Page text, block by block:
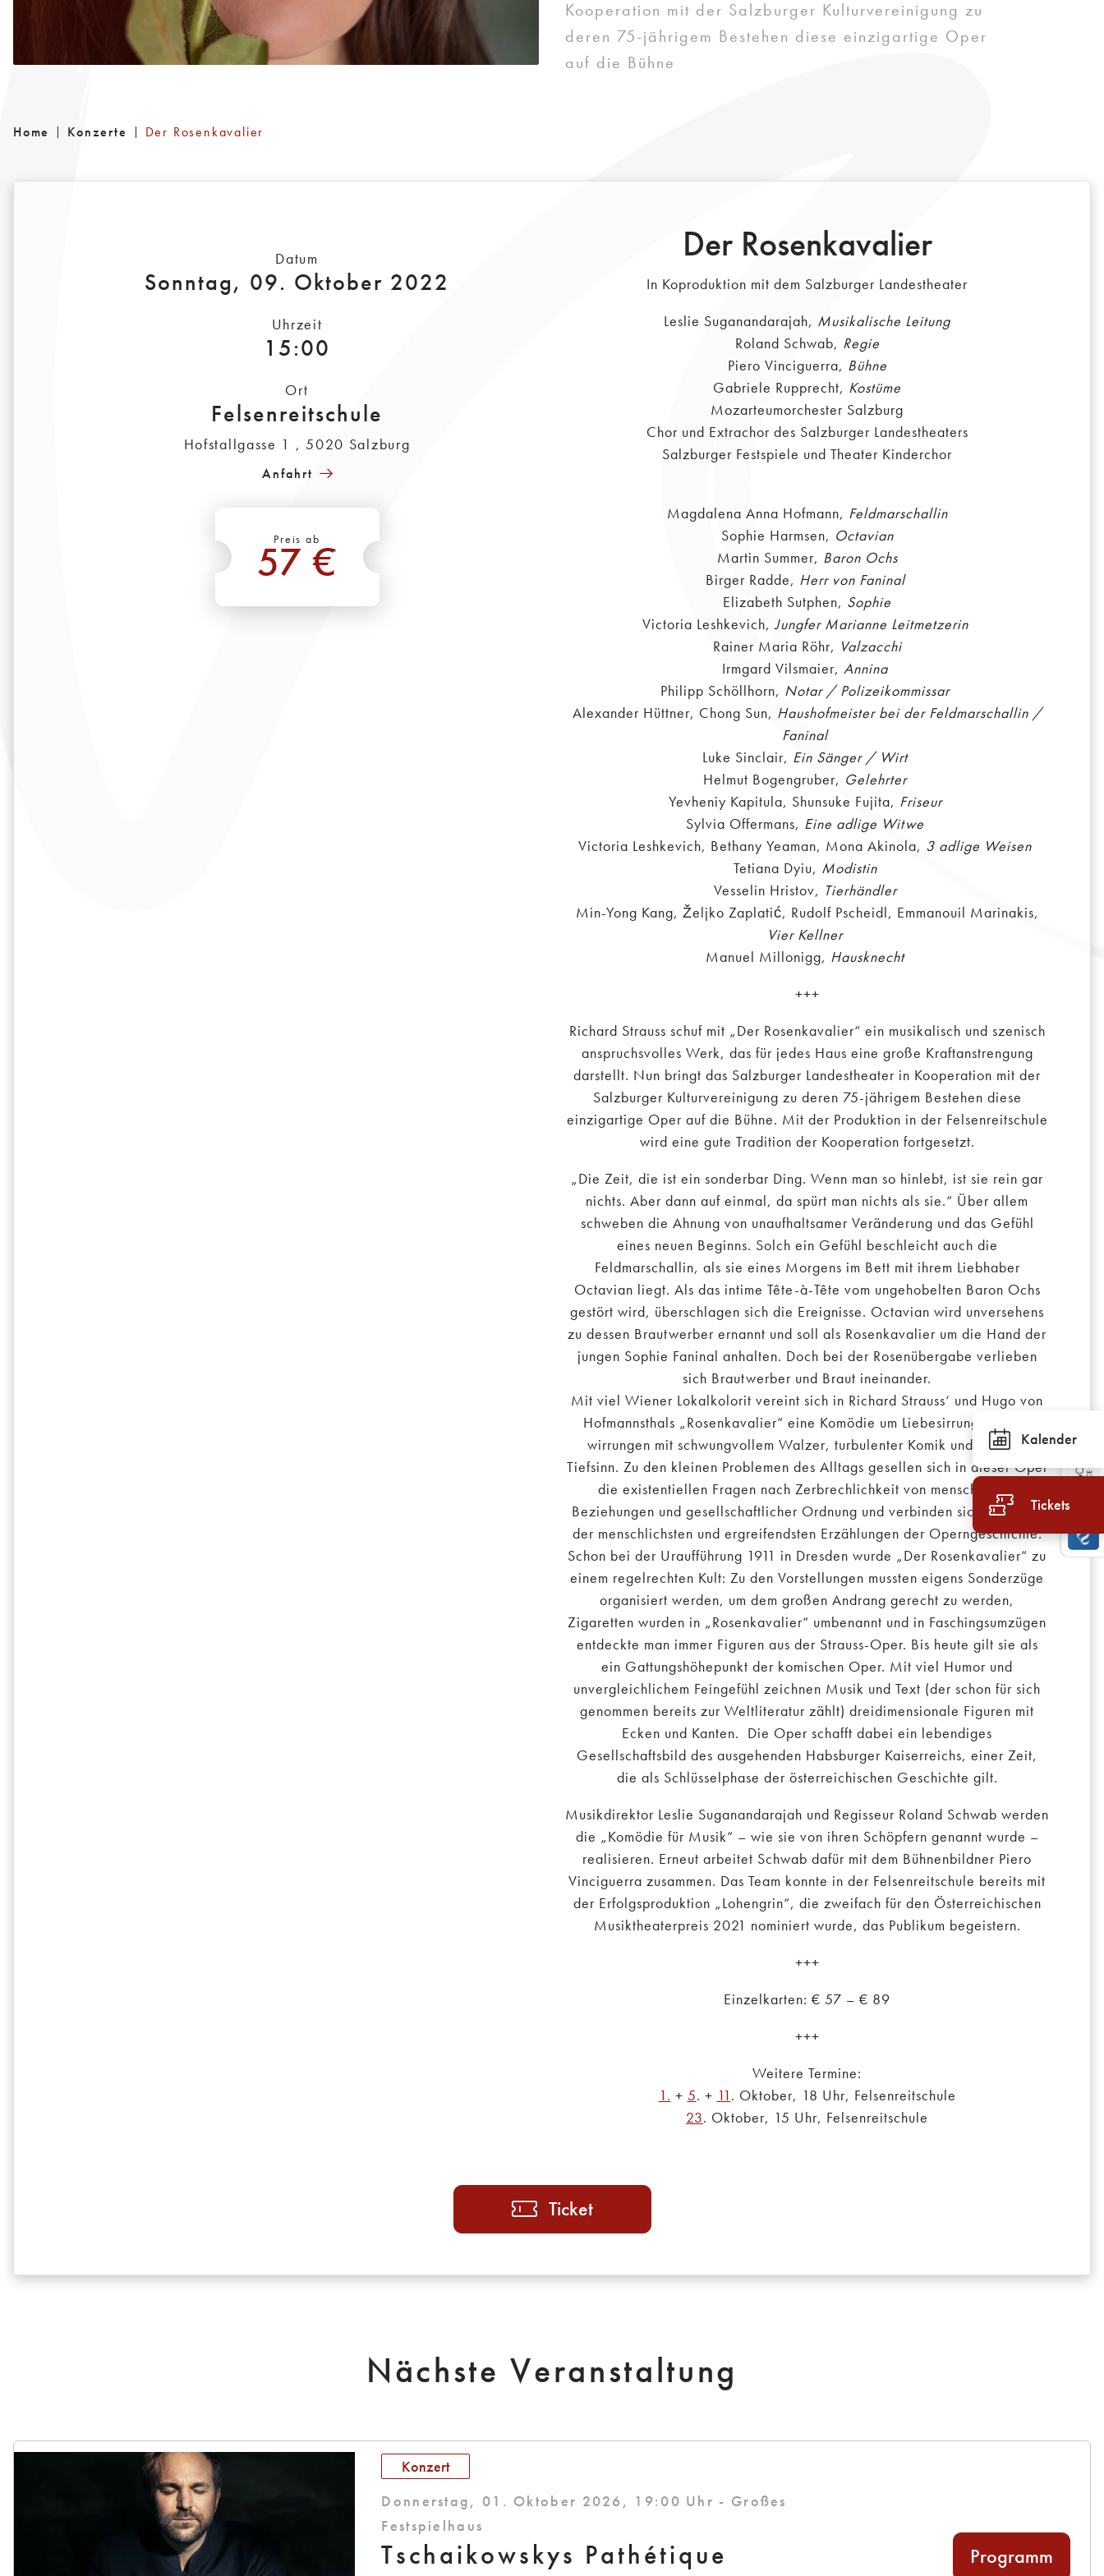
Kooperation mit der Salzburger Kulturvereinigung zu
deren 75-jährigem Bestehen diese einzigartige Oper
auf die Bühne
Home Konzerte Der Rosenkavalier
Datum
Sonntag, 09. Oktober 2022
Uhrzeit
15:00
Ort
Felsenreitschule
Hofstallgasse 1 , 5020 Salzburg
Anfahrt
Preis ab
57 €
*
Der Rosenkavalier
In Koproduktion mit dem Salzburger Landestheater
Leslie Suganandarajah, Musikalische Leitung
Roland Schwab, Regie
Piero Vinciguerra, Bühne
Gabriele Rupprecht, Kostüme
Mozarteumorchester Salzburg
Chor und Extrachor des Salzburger Landestheaters
Salzburger Festspiele und Theater Kinderchor
Magdalena Anna Hofmann, Feldmarschallin
Sophie Harmsen, Octavian
Martin Summer, Baron Ochs
Birger Radde, Herr von Faninal
Elizabeth Sutphen, Sophie
Victoria Leshkevich,Jungfer Marianne Leitmetzerin
Rainer Maria Röhr, Valzacchi
Irmgard Vilsmaier, Annina
Philipp Schöllhorn, Notar / Polizeikommissar
Alexander Hüttner, Chong Sun, Haushofmeister bei der Feldmarschallin /
Faninal
Luke Sinclair, Ein Sänger / Wirt
Helmut Bogengruber, Gelehrter
Yevheniy Kapitula, Shunsuke Fujita, Friseur
Sylvia Offermans, Eine adlige Witwe
Victoria Leshkevich, Bethany Yeaman, Mona Akinola, 3 adlige Weisen
Tetiana Dyiu, Modistin
Vesselin Hristov, Tierhändler
Min-Yong Kang, Željko Zaplatić, Rudolf Pscheidl, Emmanouil Marinakis,
Vier Kellner
Manuel Millonigg, Hausknecht
+++
Richard Strauss schuf mit „Der Rosenkavalier“ ein musikalisch und szenisch
anspruchsvolles Werk, das für jedes Haus eine große Kraftanstrengung
darstellt. Nun bringt das Salzburger Landestheater in Kooperation mit der
Salzburger Kulturvereinigung zu deren 75-jährigem Bestehen diese
einzigartige Oper auf die Bühne. Mit der Produktion in der Felsenreitschule
wird eine gute Tradition der Kooperation fortgesetzt.
„Die Zeit, die ist ein sonderbar Ding. Wenn man so hinlebt, ist sie rein gar
nichts. Aber dann auf einmal, da spürt man nichts als sie.“ Über allem
schweben die Ahnung von unaufhaltsamer Veränderung und das Gefühl
eines neuen Beginns. Solch ein Gefühl beschleicht auch die
Feldmarschallin, als sie eines Morgens im Bett mit ihrem Liebhaber
Octavian liegt. Als das intime Tête-à-Tête vom ungehobelten Baron Ochs
gestört wird, überschlagen sich die Ereignisse. Octavian wird unversehens
zu dessen Brautwerber ernannt und soll als Rosenkavalier um die Hand der
jungen Sophie Faninal anhalten. Doch bei der Rosenübergabe verlieben
sich Brautwerber und Braut ineinander.
Mit viel Wiener Lokalkolorit vereint sich in Richard Strauss‘ und Hugo von
Hofmannsthals „Rosenkavalier“ eine Komödie um Liebesirrungen und -
wirrungen mit schwungvollem Walzer, turbulenter Komik und großem
Tiefsinn. Zu den kleinen Problemen des Alltags gesellen sich in dieser Oper
die existentiellen Fragen nach Zerbrechlichkeit von menschlichen
Beziehungen und gesellschaftlicher Ordnung und verbinden sich zu einem
der menschlichsten und ergreifendsten Erzählungen der Operngeschichte.
Schon bei der Uraufführung 1911 in Dresden wurde „Der Rosenkavalier“ zu
einem regelrechten Kult: Zu den Vorstellungen mussten eigens Sonderzüge
organisiert werden, um dem großen Andrang gerecht zu werden,
Zigaretten wurden in „Rosenkavalier“ umbenannt und in Faschingsumzügen
entdeckte man immer Figuren aus der Strauss-Oper. Bis heute gilt sie als
ein Gattungshöhepunkt der komischen Oper. Mit viel Humor und
unvergleichlichem Feingefühl zeichnen Musik und Text (der schon für sich
genommen bereits zur Weltliteratur zählt) dreidimensionale Figuren mit
Ecken und Kanten. Die Oper schafft dabei ein lebendiges
Gesellschaftsbild des ausgehenden Habsburger Kaiserreichs, einer Zeit,
die als Schlüsselphase der österreichischen Geschichte gilt.
Musikdirektor Leslie Suganandarajah und Regisseur Roland Schwab werden
die „Komödie für Musik“ – wie sie von ihren Schöpfern genannt wurde –
realisieren. Erneut arbeitet Schwab dafür mit dem Bühnenbildner Piero
Vinciguerra zusammen. Das Team konnte in der Felsenreitschule bereits mit
der Erfolgsproduktion „Lohengrin“, die zweifach für den Österreichischen
Musiktheaterpreis 2021 nominiert wurde, das Publikum begeistern.
+++
Einzelkarten: € 57 – € 89
+++
Weitere Termine:
1. + 5. + 11. Oktober, 18 Uhr, Felsenreitschule
23. Oktober, 15 Uhr, Felsenreitschule
Ticket
Nächste Veranstaltung
Konzert
Donnerstag, 01. Oktober 2026, 19:00 Uhr - Großes
Festspielhaus
Tschaikowskys Pathétique Programm
Kalender
Tickets